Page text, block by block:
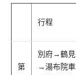
行程
第
別府→鶴
→湯布院